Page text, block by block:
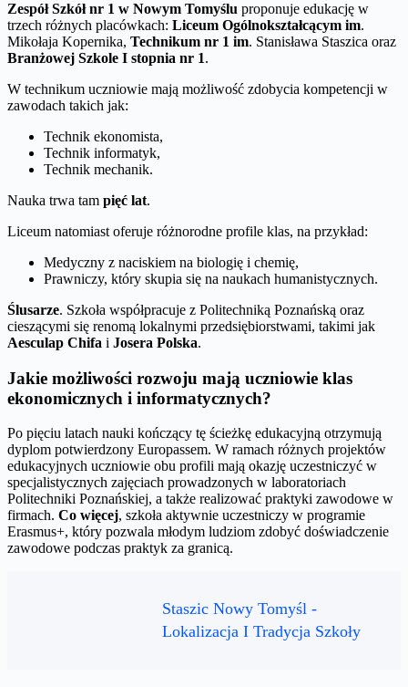
Zespół Szkół nr 1 w Nowym Tomyślu proponuje edukację w
trzech różnych placówkach: Liceum Ogólnokształcącym im.
Mikołaja Kopernika, Technikum nr 1 im. Stanisława Staszica oraz
Branżowej Szkole I stopnia nr 1.
W technikum uczniowie mają możliwość zdobycia kompetencji w
zawodach takich jak:
Technik ekonomista,
Technik informatyk,
Technik mechanik.
Nauka trwa tam pięć lat.
Liceum natomiast oferuje różnorodne profile klas, na przykład:
Medyczny z naciskiem na biologię i chemię,
Prawniczy, który skupia się na naukach humanistycznych.
Ślusarze. Szkoła współpracuje z Politechniką Poznańską oraz
cieszącymi się renomą lokalnymi przedsiębiorstwami, takimi jak
Aesculap Chifa i Josera Polska.
Jakie możliwości rozwoju mają uczniowie klas
ekonomicznych i informatycznych?
Po pięciu latach nauki kończący tę ścieżkę edukacyjną otrzymują
dyplom potwierdzony Europassem. W ramach różnych projektów
edukacyjnych uczniowie obu profili mają okazję uczestniczyć w
specjalistycznych zajęciach prowadzonych w laboratoriach
Politechniki Poznańskiej, a także realizować praktyki zawodowe w
firmach. Co więcej, szkoła aktywnie uczestniczy w programie
Erasmus+, który pozwala młodym ludziom zdobyć doświadczenie
zawodowe podczas praktyk za granicą.
Staszic Nowy Tomyśl -
Lokalizacja I Tradycja Szkoły